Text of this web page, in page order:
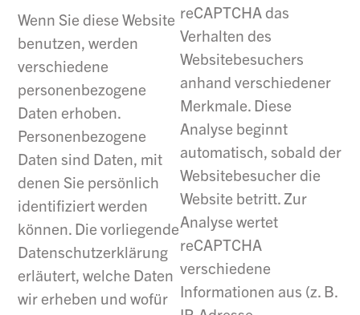
Wenn Sie diese Website
benutzen, werden
verschiedene
personenbezogene
Daten erhoben.
Personenbezogene
Daten sind Daten, mit
denen Sie persönlich
identifiziert werden
können. Die vorliegende
Datenschutzerklärung
erläutert, welche Daten
wir erheben und wofür
reCAPTCHA das
Verhalten des
Websitebesuchers
anhand verschiedener
Merkmale. Diese
Analyse beginnt
automatisch, sobald der
Websitebesucher die
Website betritt. Zur
Analyse wertet
reCAPTCHA
verschiedene
Informationen aus (z. B.